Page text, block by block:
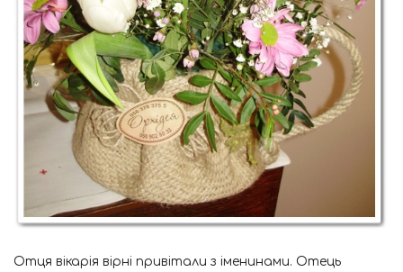
Отця вікарія вірні привітали з іменинами. Отець